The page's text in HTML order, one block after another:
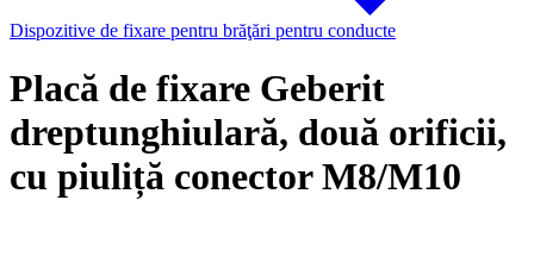
Dispozitive de fixare pentru brăţări pentru conducte
Placă de fixare Geberit
dreptunghiulară, două orificii,
cu piuliță conector M8/M10